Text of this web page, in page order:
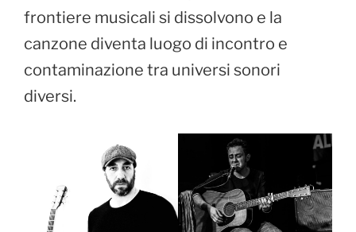
frontiere musicali si dissolvono e la
canzone diventa luogo di incontro e
contaminazione tra universi sonori
diversi.